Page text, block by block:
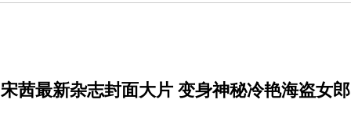
宋茜最新杂志封面大片 变身神秘冷艳海盗女郎